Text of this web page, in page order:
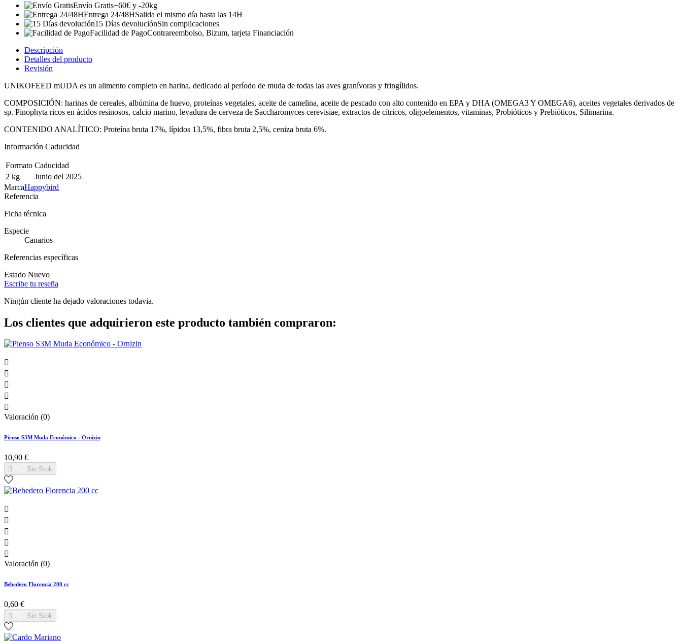
Envío Gratis+60€ y -20kg
Entrega 24/48HSalida el mismo día hasta las 14H
15 Días devoluciónSin complicaciones
Facilidad de PagoContrareembolso, Bizum, tarjeta Financiación
Descripción
Detalles del producto
Revisión
UNIKOFEED mUDA es un alimento completo en harina, dedicado al período de muda de todas las aves granívoras y fringílidos.
COMPOSICIÓN: harinas de cereales, albúmina de huevo, proteínas vegetales, aceite de camelina, aceite de pescado con alto contenido en EPA y DHA (OMEGA3 Y OMEGA6), aceites vegetales derivados de
sp. Pinophyta ricos en ácidos resinosos, calcio marino, levadura de cerveza de Saccharomyces cerevisiae, extractos de cítricos, oligoelementos, vitaminas, Probióticos y Prebióticos, Silimarina.
CONTENIDO ANALÍTICO: Proteína bruta 17%, lípidos 13,5%, fibra bruta 2,5%, ceniza bruta 6%.
Información Caducidad
Formato Caducidad
2 kg
Junio del 2025
MarcaHappybird
Referencia
Ficha técnica
Especie
Canarios
Referencias específicas
Estado Nuevo
Escribe tu reseña
Ningún cliente ha dejado valoraciones todavia.
Los clientes que adquirieron este producto también compraron:





Valoración (0)
Pienso S3M Muda Económico - Ornizin
10,90 €
 Sin Stok





Valoración (0)
Bebedero Florencia 200 cc
0,60 €
 Sin Stok